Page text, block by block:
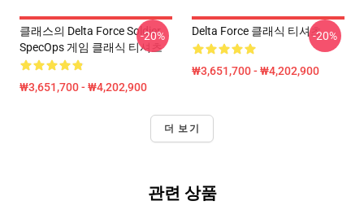
클래스의 Delta Force Soldier
SpecOps 게임 클래식 티셔츠
₩3,651,700 - ₩4,202,900
-20% Delta Force 클래식 티셔츠
₩3,651,700 - ₩4,202,900
-20%
더 보기
관련 상품